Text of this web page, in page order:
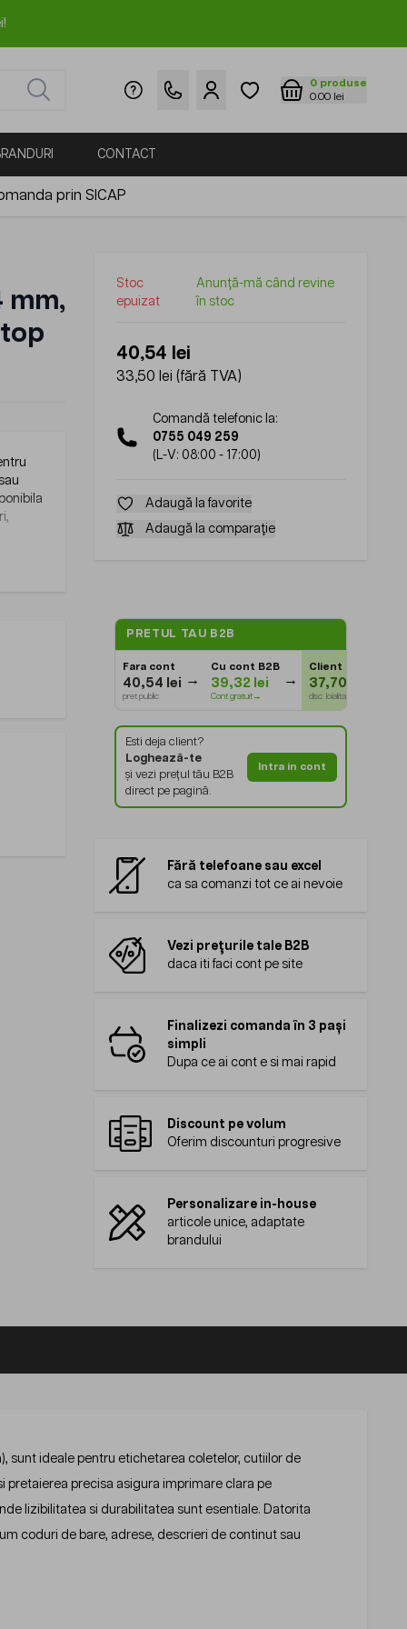
0 produse
0.00 lei
CONTACT
prin SICAP
mm,
Stoc
epuizat
Anunță-mă când revine
în stoc
40,54 lei
33,50 lei (fără TVA)
Comandă telefonic la:
0755 049 259
(L-V: 08:00 - 17:00)
Adaugă la favorite
Adaugă la comparație
PRETUL TAU B2B
Fara cont
40,54 lei
pret public
Cu cont B2B
39,32 lei
Cont gratuit→
Client Gold
37,70 lei
disc. loialitate
Esti deja client?
Loghează-te
și vezi prețul tău B2B
direct pe pagină.
Intra in cont
Fără telefoane sau excel
ca sa comanzi tot ce ai nevoie
Vezi prețurile tale B2B
daca iti faci cont pe site
Finalizezi comanda în 3 pași
simpli
Dupa ce ai cont e si mai rapid
Discount pe volum
Oferim discounturi progresive
Personalizare in-house
articole unice, adaptate
brandului
sunt ideale pentru etichetarea coletelor, cutiilor de
pretaierea precisa asigura imprimare clara pe
lizibilitatea si durabilitatea sunt esentiale. Datorita
coduri de bare, adrese, descrieri de continut sau